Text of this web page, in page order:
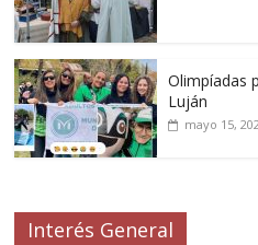
Olimpíadas
Luján
mayo 15,
Interés General